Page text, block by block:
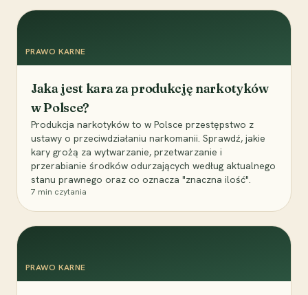
PRAWO KARNE
Jaka jest kara za produkcję narkotyków
w Polsce?
Produkcja narkotyków to w Polsce przestępstwo z
ustawy o przeciwdziałaniu narkomanii. Sprawdź, jakie
kary grożą za wytwarzanie, przetwarzanie i
przerabianie środków odurzających według aktualnego
stanu prawnego oraz co oznacza "znaczna ilość".
7 min czytania
PRAWO KARNE